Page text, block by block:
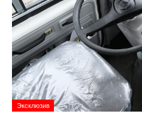
Эксклюзив